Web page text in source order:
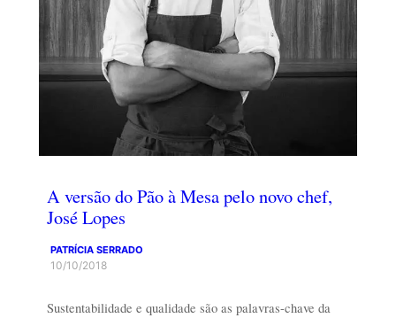
A versão do Pão à Mesa pelo novo chef,
José Lopes
PATRÍCIA SERRADO
10/10/2018
Sustentabilidade e qualidade são as palavras-chave da